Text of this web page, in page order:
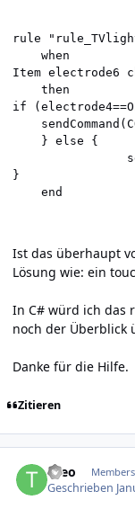
rule
when
Item electrode6
then
if
}
Ist das überhaupt
Lösung wie: ein
In C# würd ich das
noch der Überblick
Danke für die Hilfe.
Zitieren
theo Members
Geschrieben